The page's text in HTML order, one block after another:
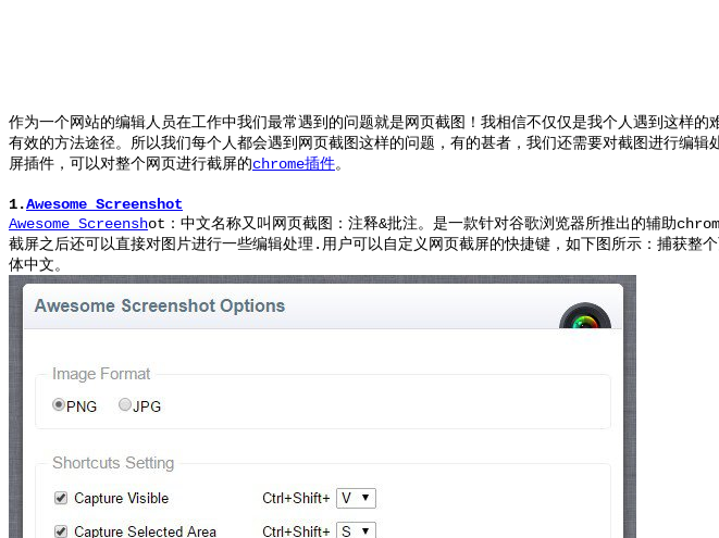
作为一个网站的编辑人员在工作中我们最常遇到的问题就是网页截图！我相信不仅仅是我个人遇到这样
有效的方法途径。所以我们每个人都会遇到网页截图这样的问题，有的甚者，我们还需要对截图进行编
屏插件，可以对整个网页进行截屏的chrome插件。
1.Awesome Screenshot
Awesome Screenshot：中文名称又叫网页截图：注释&批注。 是一款针对谷歌浏览器所推出的辅助
截屏之后还可以直接对图片进行一些编辑处理.用户可以自定义网页截屏的快捷键，如下图所示： 捕获整
体中文。